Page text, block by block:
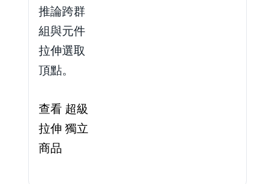
推論跨群
組與元件
拉伸選取
頂點。
查看 超級
拉伸 獨立
商品